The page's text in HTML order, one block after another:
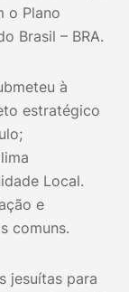
o Plano
Brasil – BRA.
à
estratégico
Local.
e
comuns.
jesuítas para